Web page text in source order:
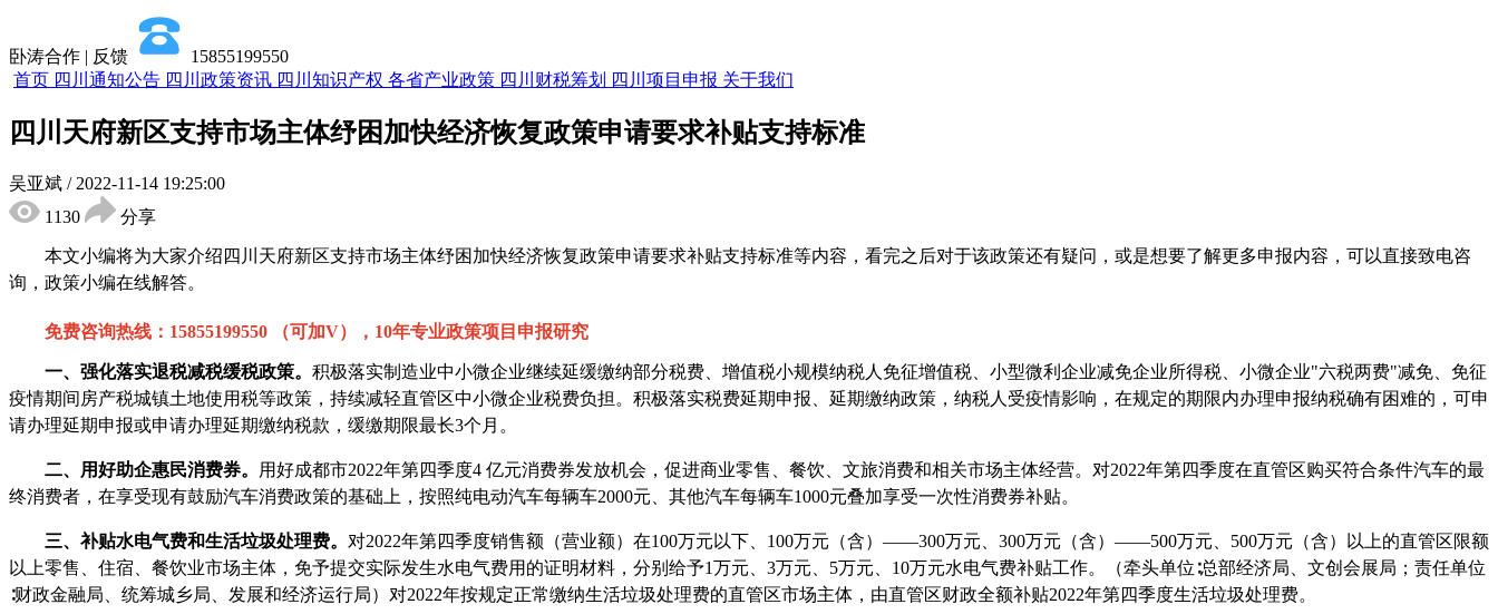
卧涛合作 | 反馈
15855199550
首页 四川通知公告 四川政策资讯 四川知识产权 各省产业政策 四川财税筹划 四川项目申报 关于我们
四川天府新区支持市场主体纾困加快经济恢复政策申请要求补贴支持标准
吴亚斌 / 2022-11-14 19:25:00
1130
分享
本文小编将为大家介绍 四川天府新区支持市场主体纾困加快经济恢复政策申请要求补贴支持标准等内容，看完之后对于该政策还有疑问，或是想要了解更多申报内容，可以直接致电咨
询，政策小编在线解答。
免费咨询热线： 15855199550 （可加V），10年专业政策项目申报研究
一、强化落实退税减税缓税政策。 积极落实制造业中小微企业继续延缓缴纳部分税费、增值税小规模纳税人免征增值税、小型微利企业减免企业所得税、小微企业"六税两费"减免、免征
疫情期间房产税城镇土地使用税等政策，持续减轻直管区中小微企业税费负担。积极落实税费延期申报、延期缴纳政策，纳税人受疫情影响，在规定的期限内办理申报纳税确有困难的，可申
请办理延期申报或申请办理延期缴纳税款，缓缴期限最长3个月。
二、用好助企惠民消费券。 用好成都市2022年第四季度4 亿元消费券发放机会，促进商业零售、餐饮、文旅消费和相关市场主体经营。对2022年第四季度在直管区购买符合条件汽车的最
终消费者，在享受现有鼓励汽车消费政策的基础上，按照纯电动汽车每辆车2000元、其他汽车每辆车1000元叠加享受一次性消费券补贴。
三、补贴水电气费和生活垃圾处理费。 对2022年第四季度销售额（营业额）在100万元以下、100万元（含） ——300万元、300万元（含） ——500万元、500万元（含）以上的直管区限额
以上零售、住宿、餐饮业市场主体，免予提交实际发生水电气费用的证明材料，分别给予1万元、3万元、5万元、10万元水电气费补贴工作。（牵头单位∶总部经济局、文创会展局；责任单位
∶财政金融局、统筹城乡局、发展和经济运行局）对2022年按规定正常缴纳生活垃圾处理费的直管区市场主体，由直管区财政全额补贴2022年第四季度生活垃圾处理费。